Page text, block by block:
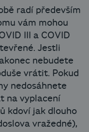
radí především
vám mohou
III a COVID
Jestli
nebudete
vrátit. Pokud
nedosáhnete
na vyplacení
kdoví jak dlouho
vražedné),